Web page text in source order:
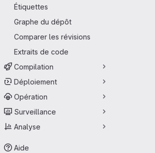
Étiquettes
Graphe du dépôt
Comparer les révisions
Extraits de code
Compilation
Déploiement
Opération
Surveillance
Analyse
Aide